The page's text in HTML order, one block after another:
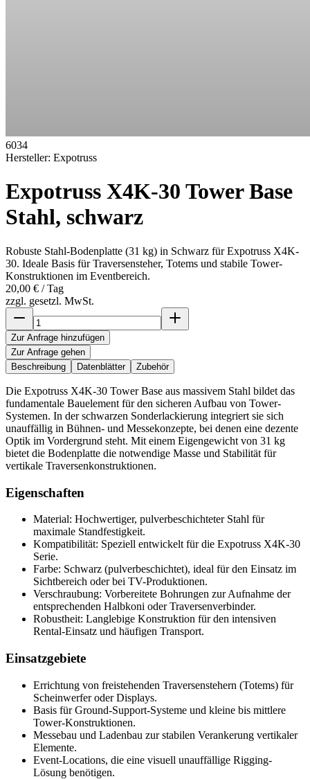
6034
Hersteller: Expotruss
Expotruss X4K-30 Tower Base
Stahl, schwarz
Robuste Stahl-Bodenplatte (31 kg) in Schwarz für Expotruss X4K-
30. Ideale Basis für Traversensteher, Totems und stabile Tower-
Konstruktionen im Eventbereich.
20,00 € / Tag
zzgl. gesetzl. MwSt.
Zur Anfrage hinzufügen
Zur Anfrage gehen
Beschreibung
Datenblätter Zubehör
Die Expotruss X4K-30 Tower Base aus massivem Stahl bildet das
fundamentale Bauelement für den sicheren Aufbau von Tower-
Systemen. In der schwarzen Sonderlackierung integriert sie sich
unauffällig in Bühnen- und Messekonzepte, bei denen eine dezente
Optik im Vordergrund steht. Mit einem Eigengewicht von 31 kg
bietet die Bodenplatte die notwendige Masse und Stabilität für
vertikale Traversenkonstruktionen.
Eigenschaften
Material: Hochwertiger, pulverbeschichteter Stahl für
maximale Standfestigkeit.
Kompatibilität: Speziell entwickelt für die Expotruss X4K-30
Serie.
Farbe: Schwarz (pulverbeschichtet), ideal für den Einsatz im
Sichtbereich oder bei TV-Produktionen.
Verschraubung: Vorbereitete Bohrungen zur Aufnahme der
entsprechenden Halbkoni oder Traversenverbinder.
Robustheit: Langlebige Konstruktion für den intensiven
Rental-Einsatz und häufigen Transport.
Einsatzgebiete
Errichtung von freistehenden Traversenstehern (Totems) für
Scheinwerfer oder Displays.
Basis für Ground-Support-Systeme und kleine bis mittlere
Tower-Konstruktionen.
Messebau und Ladenbau zur stabilen Verankerung vertikaler
Elemente.
Event-Locations, die eine visuell unauffällige Rigging-
Lösung benötigen.